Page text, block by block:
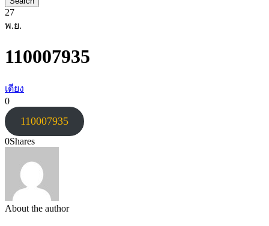
27
พ.ย.
110007935
เตียง
0
110007935
0Shares
About the author